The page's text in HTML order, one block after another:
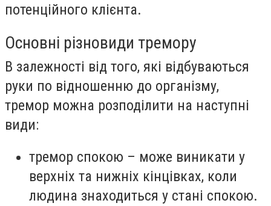
потенційного клієнта.
Основні різновиди тремору
В залежності від того, які відбуваються
руки по відношенню до організму,
тремор можна розподілити на наступні
види:
тремор спокою – може виникати у
верхніх та нижніх кінцівках, коли
людина знаходиться у стані спокою.